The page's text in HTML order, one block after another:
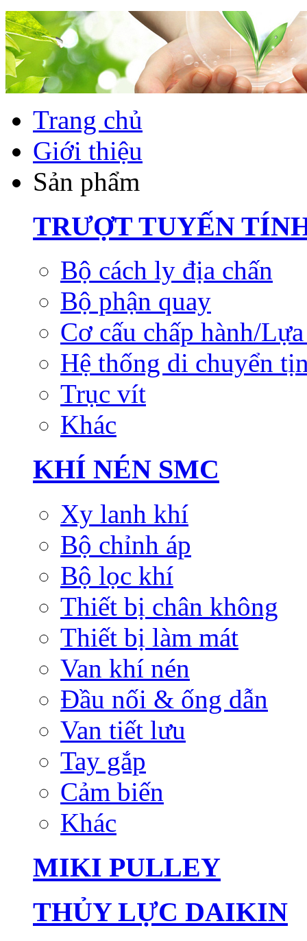
Trang chủ
Giới thiệu
Sản phẩm
TRƯỢT TUYẾN
Bộ cách ly địa chấn
Bộ phận quay
Cơ cấu chấp hành/
Hệ thống di chuyển
Trục vít
Khác
KHÍ NÉN SMC
Xy lanh khí
Bộ chỉnh áp
Bộ lọc khí
Thiết bị chân không
Thiết bị làm mát
Van khí nén
Đầu nối & ống dẫn
Van tiết lưu
Tay gắp
Cảm biến
Khác
MIKI PULLEY
THỦY LỰC DAIKIN